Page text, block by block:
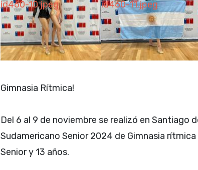
Gimnasia Rítmica!
Del 6 al 9 de noviembre se realizó en Santiago
Sudamericano Senior 2024 de Gimnasia
Senior y 13 años.